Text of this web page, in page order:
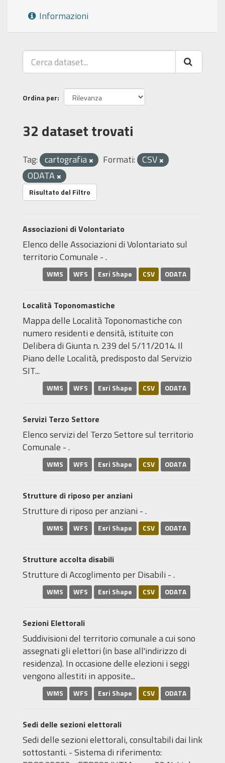
Informazioni
Ordina per
32 dataset trovati
Tag: cartografia Formati: CSV
ODATA
Risultato del Filtro
Associazioni di Volontariato
Elenco delle Associazioni di Volontariato sul
territorio Comunale - .
WMS WFS Esri Shape CSV ODATA
Località Toponomastiche
Mappa delle Località Toponomastiche con
numero residenti e densità, istituite con
Delibera di Giunta n. 239 del 5/11/2014. Il
Piano delle Località, predisposto dal Servizio
SIT...
WMS WFS Esri Shape CSV ODATA
Servizi Terzo Settore
Elenco servizi del Terzo Settore sul territorio
Comunale - .
WMS WFS Esri Shape CSV ODATA
Strutture di riposo per anziani
Strutture di riposo per anziani - .
WMS WFS Esri Shape CSV ODATA
Strutture accolta disabili
Strutture di Accoglimento per Disabili - .
WMS WFS Esri Shape CSV ODATA
Sezioni Elettorali
Suddivisioni del territorio comunale a cui sono
assegnati gli elettori (in base all'indirizzo di
residenza). In occasione delle elezioni i seggi
vengono allestiti in apposite...
WMS WFS Esri Shape CSV ODATA
Sedi delle sezioni elettorali
Sedi delle sezioni elettorali, consultabili dai link
sottostanti. - Sistema di riferimento: